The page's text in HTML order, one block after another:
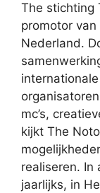
The stichting
promotor
Nederland.
mc’s,
kijkt The
realiseren. In
jaarlijks, in